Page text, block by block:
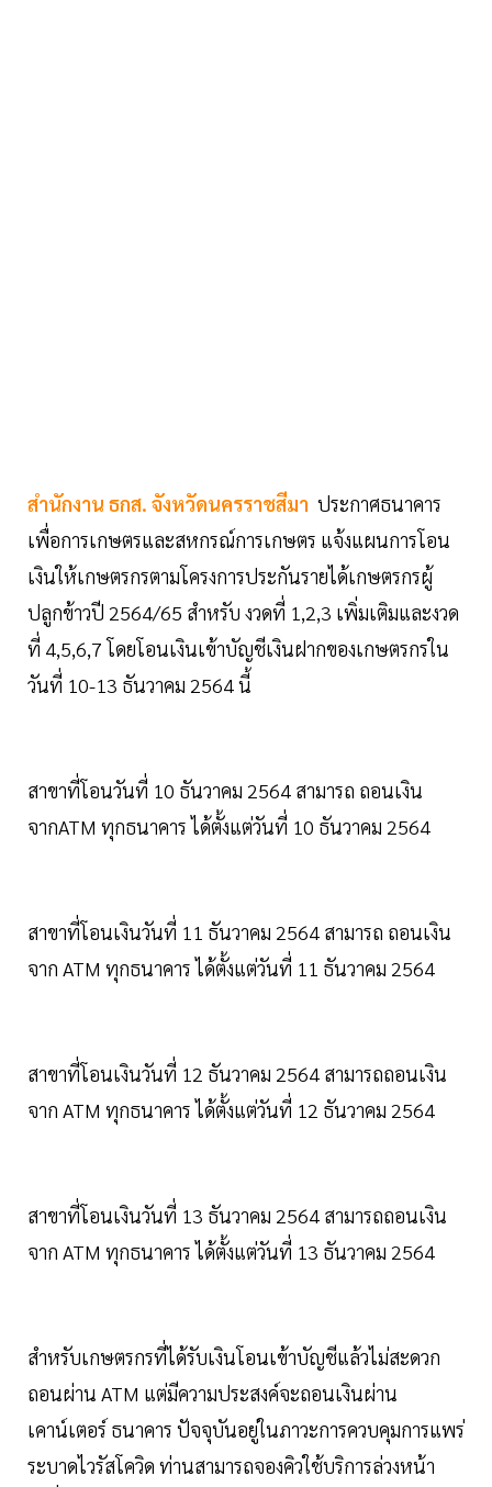
สำนักงาน ธกส. จังหวัดนครราชสีมา ประกาศธนาคาร
เพื่อการเกษตรและสหกรณ์การเกษตร แจ้งแผนการโอน
เงินให้เกษตรกรตามโครงการประกันรายได้เกษตรกรผู้
ปลูกข้าวปี 2564/65 สำหรับ งวดที่ 1,2,3 เพิ่มเติมและงวด
ที่ 4,5,6,7 โดยโอนเงินเข้าบัญชีเงินฝากของเกษตรกรใน
วันที่ 10-13 ธันวาคม 2564 นี้
สาขาที่โอนวันที่ 10 ธันวาคม 2564 สามารถ ถอนเงิน
จากATM ทุกธนาคาร ได้ตั้งแต่วันที่ 10 ธันวาคม 2564
สาขาที่โอนเงินวันที่ 11 ธันวาคม 2564 สามารถ ถอนเงิน
จาก ATM ทุกธนาคาร ได้ตั้งแต่วันที่ 11 ธันวาคม 2564
สาขาที่โอนเงินวันที่ 12 ธันวาคม 2564 สามารถถอนเงิน
จาก ATM ทุกธนาคาร ได้ตั้งแต่วันที่ 12 ธันวาคม 2564
สาขาที่โอนเงินวันที่ 13 ธันวาคม 2564 สามารถถอนเงิน
จาก ATM ทุกธนาคาร ได้ตั้งแต่วันที่ 13 ธันวาคม 2564
สำหรับเกษตรกรที่ได้รับเงินโอนเข้าบัญชีแล้วไม่สะดวก
ถอนผ่าน ATM แต่มีความประสงค์จะถอนเงินผ่าน
เคาน์เตอร์ ธนาคาร ปัจจุบันอยู่ในภาวะการควบคุมการแพร่
ระบาดไวรัสโควิด ท่านสามารถจองคิวใช้บริการล่วงหน้า